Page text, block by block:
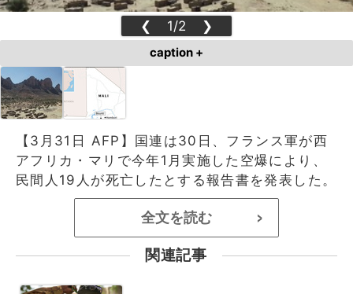
❮ 1/2 ❯
caption +
【3月31日 AFP】国連は30日、フランス軍が西
アフリカ・マリで今年1月実施した空爆により、
民間人19人が死亡したとする報告書を発表した。
全文を読む >
関連記事